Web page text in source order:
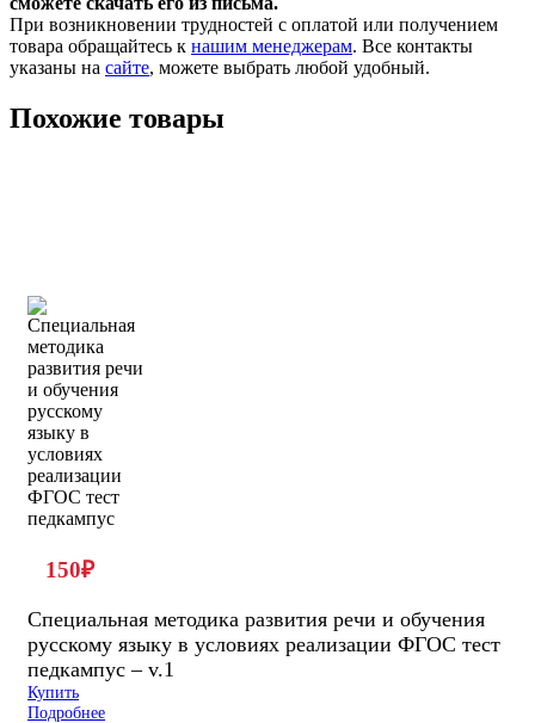
При возникновении трудностей с оплатой или получением
товара обращайтесь к нашим менеджерам. Все контакты
указаны на сайте, можете выбрать любой удобный.
Похожие товары
150₽
Специальная методика развития речи и обучения
русскому языку в условиях реализации ФГОС тест
педкампус – v.1
Купить
Подробнее